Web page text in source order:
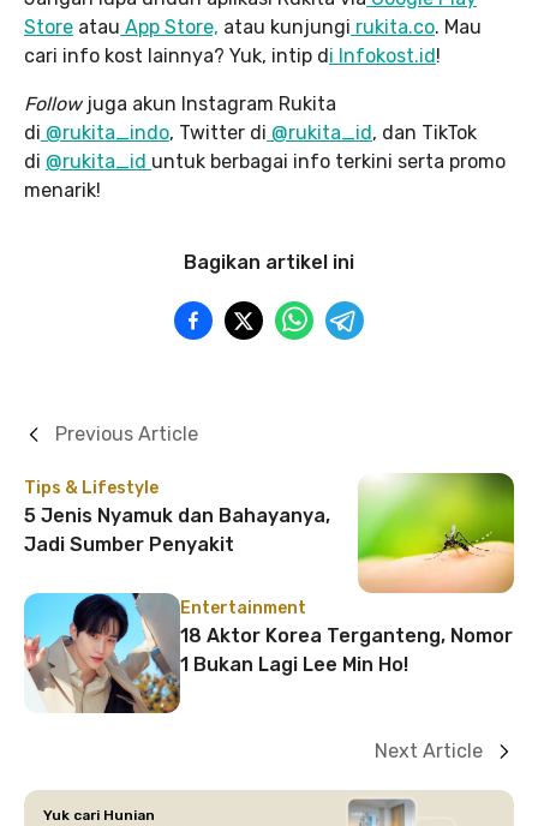
Store atau App Store, atau kunjungi rukita.co. Mau
cari info kost lainnya? Yuk, intip di Infokost.id!
Follow juga akun Instagram Rukita
di @rukita_indo, Twitter di @rukita_id, dan TikTok
di @rukita_id untuk berbagai info terkini serta promo
menarik!
Bagikan artikel ini
Tips & Lifestyle
5 Jenis Nyamuk dan Bahayanya,
Jadi Sumber Penyakit
Previous Article
Entertainment
18 Aktor Korea Terganteng, Nomor
1 Bukan Lagi Lee Min Ho!
Next Article
Yuk cari Hunian